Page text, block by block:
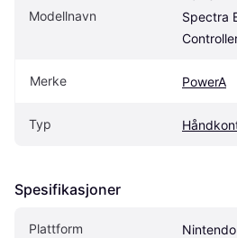
Modellnavn
Spectra
Merke PowerA
Typ
Spesifikasjoner
Plattform